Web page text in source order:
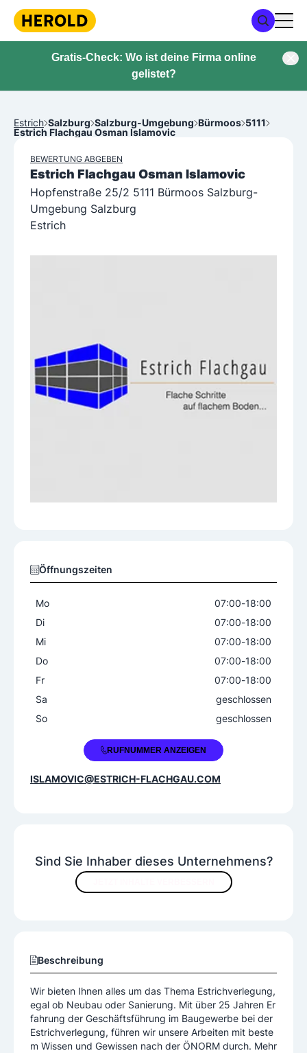
Gratis-Check: Wo ist deine Firma online
gelistet?
Estrich Salzburg Salzburg-Umgebung Bürmoos 5111
Estrich Flachgau Osman Islamovic
BEWERTUNG ABGEBEN
Estrich Flachgau Osman Islamovic
Hopfenstraße 25/2 5111 Bürmoos Salzburg-
Umgebung Salzburg
Estrich
Sind Sie Inhaber dieses Unternehmens?
Beschreibung
Wir bieten Ihnen alles um das Thema Estrichverlegung,
egal ob Neubau oder Sanierung. Mit über 25 Jahren Er
fahrung der Geschäftsführung im Baugewerbe bei der
Estrichverlegung, führen wir unsere Arbeiten mit beste
m Wissen und Gewissen nach der ÖNORM durch. Mehr
Öffnungszeiten
Mo 07:00-18:00
Di
07:00-18:00
Mi
07:00-18:00
Do
07:00-18:00
Fr
07:00-18:00
Sa
geschlossen
So
geschlossen
+43 650 5311973RUFNUMMER ANZEIGEN
ISLAMOVIC@ESTRICH-FLACHGAU.COM